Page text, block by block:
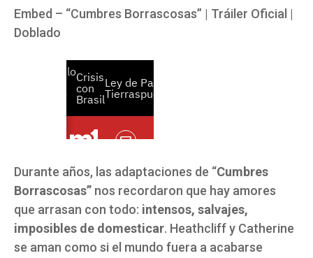
Embed – “Cumbres Borrascosas” | Tráiler Oficial |
Doblado
Durante años, las adaptaciones de “Cumbres
Borrascosas” nos recordaron que hay amores
que arrasan con todo: intensos, salvajes,
imposibles de domesticar. Heathcliff y Catherine
se aman como si el mundo fuera a acabarse